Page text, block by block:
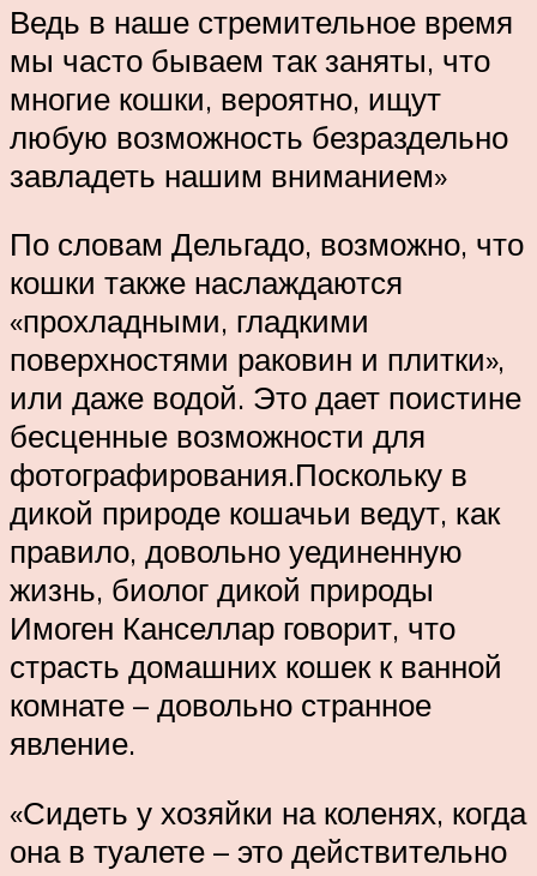
Ведь в наше стремительное время
мы часто бываем так заняты, что
многие кошки, вероятно, ищут
любую возможность безраздельно
завладеть нашим вниманием»
По словам Дельгадо, возможно, что
кошки также наслаждаются
«прохладными, гладкими
поверхностями раковин и плитки»,
или даже водой. Это дает поистине
бесценные возможности для
фотографирования.Поскольку в
дикой природе кошачьи ведут, как
правило, довольно уединенную
жизнь, биолог дикой природы
Имоген Канселлар говорит, что
страсть домашних кошек к ванной
комнате – довольно странное
явление.
«Сидеть у хозяйки на коленях, когда
она в туалете – это действительно